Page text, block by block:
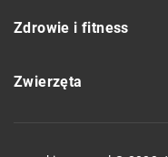
Zdrowie i fitness
Zwierzęta